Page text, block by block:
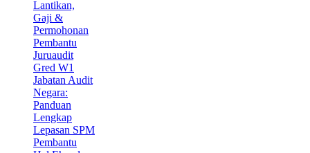
Lantikan,
Gaji &
Permohonan
Pembantu
Juruaudit
Gred W1
Jabatan Audit
Negara:
Panduan
Lengkap
Lepasan SPM
Pembantu